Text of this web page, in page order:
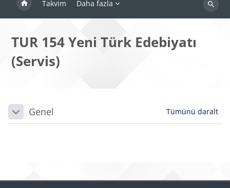
Takvim Daha fazla
Dersleri
TUR 154 Yeni Türk Edebiyatı
(Servis)
Bloklar
Bölüm anahatları
DaraltGenel Tümünü daralt